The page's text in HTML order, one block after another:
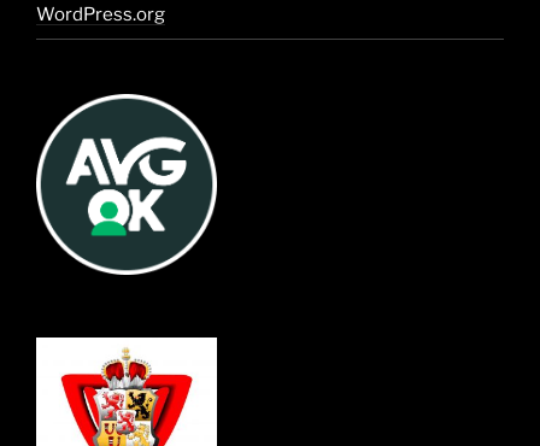
WordPress.org